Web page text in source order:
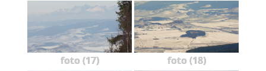
foto (17) foto (18)